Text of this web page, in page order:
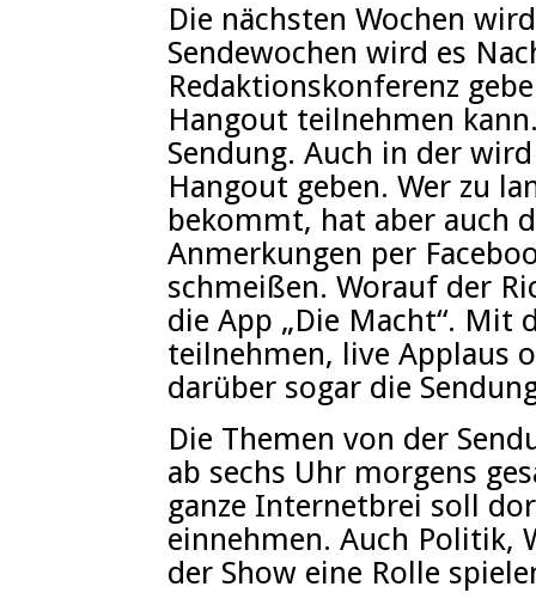
Die nächsten Wochen
Sendewochen wird es
Redaktionskonferenz
Hangout teilnehmen
Sendung. Auch in der
Hangout geben. Wer zu
bekommt, hat aber auch
Anmerkungen per
schmeißen. Worauf der
die App „Die Macht“. Mit
teilnehmen, live Applaus
darüber sogar die
Die Themen von der
ab sechs Uhr morgens
ganze Internetbrei soll
einnehmen. Auch Politik,
der Show eine Rolle